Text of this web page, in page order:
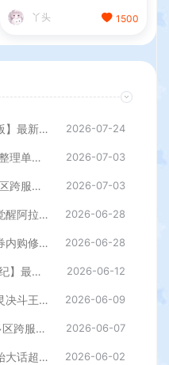
+安卓苹果双端+详细搭建教
程
丫头 1500
稀有精品端游【斗罗大陆本地版】最新整理Win系服务端+PC客户端+网页注册+CDK授权后台+管理后台+详细搭建教程 2026-07-24
放置卡牌H5【荣耀崛起】最新整理单机一键即玩端+Linux手工服务端+CDK授权后台+简易安卓+详细搭建教程+全套源码 2026-07-03
稀有精品页游【乱世斩仙OL多区跨服版】最新整理单机一键即玩镜像端+Linux手工服务端+网页注册+网页商城+CDK授权后台+详细搭建教程 2026-07-03
横版闯关手游【全明星之英雄觉醒阿拉德】最新整理单机一键即玩端+Linux手工服务端+JAVA管理后台+GM授权后台+安卓苹果双端+详细搭建教程 2026-06-28
横版闯关手游【疾風之刃代金券内购修复版】最新整理单机一键即玩镜像端+Linux手工服务端+安卓苹果双端+CDK授权后台+前后端全套源码+详细搭建教程 2026-06-28
3D放置仙侠RPG手游【无尽战纪】最新整理单机一键即玩镜像端+Linux手工服务端+安卓+运营后台+管理后台+CDK授权后台+详细搭建教程+全套源码 2026-06-12
二次元放置卡牌养成手游【精灵决斗王/超萌陆战队内购版】最新整理单机一键即玩镜像端+Linux手工服务端+安卓+CDK授权后台+详细搭建教程+视频教程+全套源码 2026-06-09
三网H5游戏【狩猎海贼王H5多区跨服代金券内购版】最新整理单机一键即玩镜像端+Linux手工服务端+新管理后台+CDK授权后台+简易安卓客户端+详细搭建教程 2026-06-07
大话回合手游【精品西游之无始大话超变无上限属性】最新整理单机一键即玩端+Linux手工服务端+安卓+神兔后台+详细搭建教程 2026-06-02